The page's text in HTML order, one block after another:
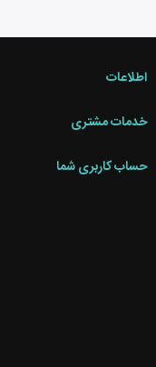
اطلاعات
خدمات مشتری
حساب کاربری شما